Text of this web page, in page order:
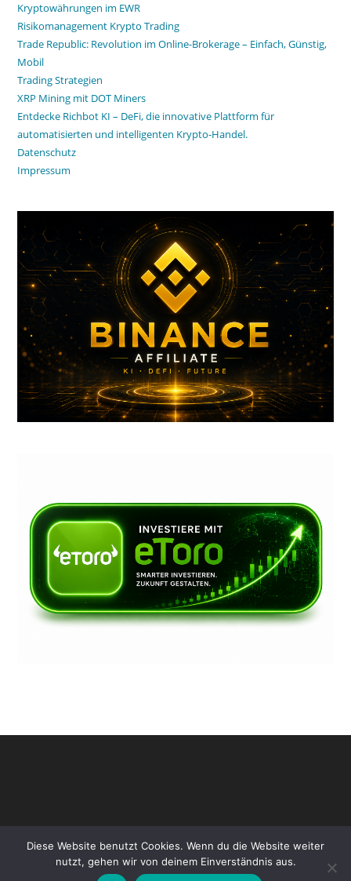
Kryptowährungen im EWR
Risikomanagement Krypto Trading
Trade Republic: Revolution im Online-Brokerage – Einfach, Günstig,
Mobil
Trading Strategien
XRP Mining mit DOT Miners
Entdecke Richbot KI – DeFi, die innovative Plattform für
automatisierten und intelligenten Krypto-Handel.
Datenschutz
Impressum
Diese Website benutzt Cookies. Wenn du die Website weiter
nutzt, gehen wir von deinem Einverständnis aus.